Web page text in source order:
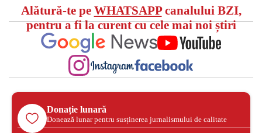
Alătură-te pe WHATSAPPcanalului BZI,
pentru a fi la curent cu cele mai noi știri
Donație lunară
Donează lunar pentru susținerea jurnalismului de calitate